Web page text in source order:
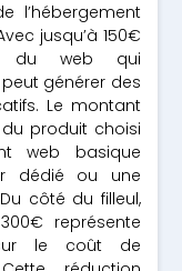
l’hébergement
jusqu’à 150€
du web qui
générer des
Le montant
produit choisi
web basique
dédié ou une
côté du filleul,
représente
le coût de